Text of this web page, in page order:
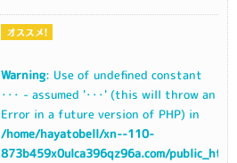
Warning: Use of undefined constant
･･･ - assumed '･･･' (this will throw an
Error in a future version of PHP) in
/home/hayatobell/xn--110-
873b459x0ulca396qz96a.com/